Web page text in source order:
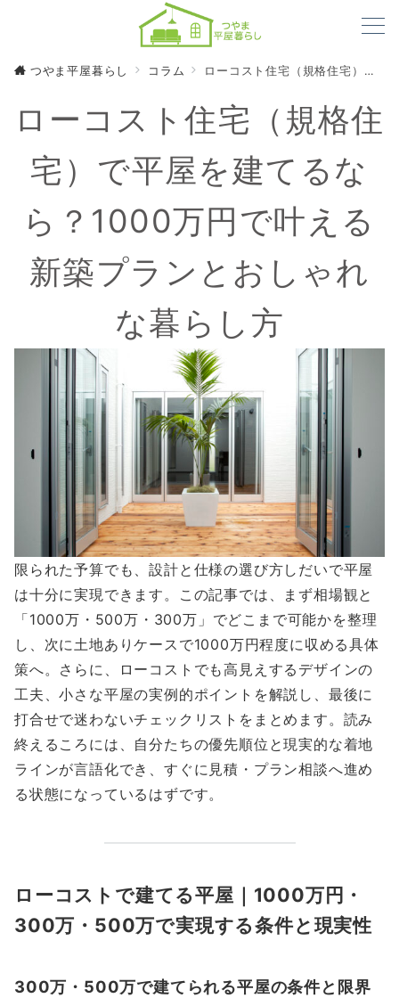
つやま平屋暮らし コラム ローコスト住宅（規格住宅）で平屋を建てるなら？1000万円で叶える新築プランとおしゃれな暮らし方
ローコスト住宅（規格住
宅）で平屋を建てるな
ら？1000万円で叶える
新築プランとおしゃれ
な暮らし方
限られた予算でも、設計と仕様の選び方しだいで平屋
は十分に実現できます。この記事では、まず相場観と
「1000万・500万・300万」でどこまで可能かを整理
し、次に土地ありケースで1000万円程度に収める具体
策へ。さらに、ローコストでも高見えするデザインの
工夫、小さな平屋の実例的ポイントを解説し、最後に
打合せで迷わないチェックリストをまとめます。読み
終えるころには、自分たちの優先順位と現実的な着地
ラインが言語化でき、すぐに見積・プラン相談へ進め
る状態になっているはずです。
ローコストで建てる平屋｜1000万円・
300万・500万で実現する条件と現実性
300万・500万で建てられる平屋の条件と限界